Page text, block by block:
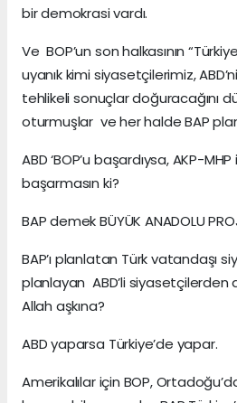
bir demokrasi vardı.
Ve BOP’un son halkasının
uyanık kimi siyasetçilerimiz,
tehlikeli sonuçlar doğuracağını
oturmuşlar ve her halde BAP
ABD ‘BOP’u başardıysa, AKP-
başarmasın ki?
BAP demek BÜYÜK ANADOLU
BAP’ı planlatan Türk vatandaşı
planlayan ABD’li siyasetçilerden
Allah aşkına?
ABD yaparsa Türkiye’de yapar.
Amerikalılar için BOP,